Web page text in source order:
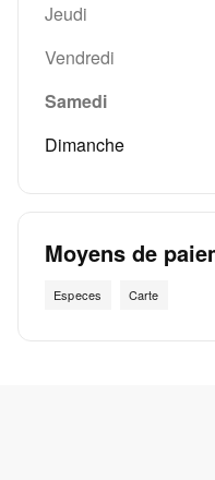
Jeudi
Vendredi
Samedi
Dimanche
Moyens de
Especes Carte